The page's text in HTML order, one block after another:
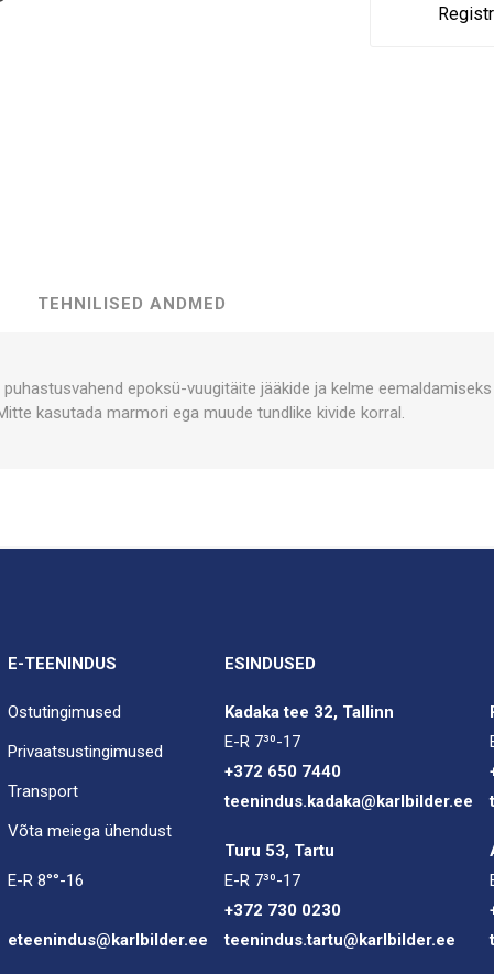
TEHNILISED ANDMED
epoksü-vuugitäite jääkide ja kelme eemaldamiseks
kasutada marmori ega muude tundlike kivide korral.
E-TEENINDUS
Ostutingimused
Privaatsustingimused
Transport
Võta meiega ühendust
E-R 8°°-16
eteenindus@karlbilder.ee
ESINDUSED
Kadaka tee 32, Tallinn
E-R 7³⁰-17
+372 650 7440
teenindus.kadaka@karlbilder.ee
Turu 53, Tartu
E-R 7³⁰-17
+372 730 0230
teenindus.tartu@karlbilder.ee